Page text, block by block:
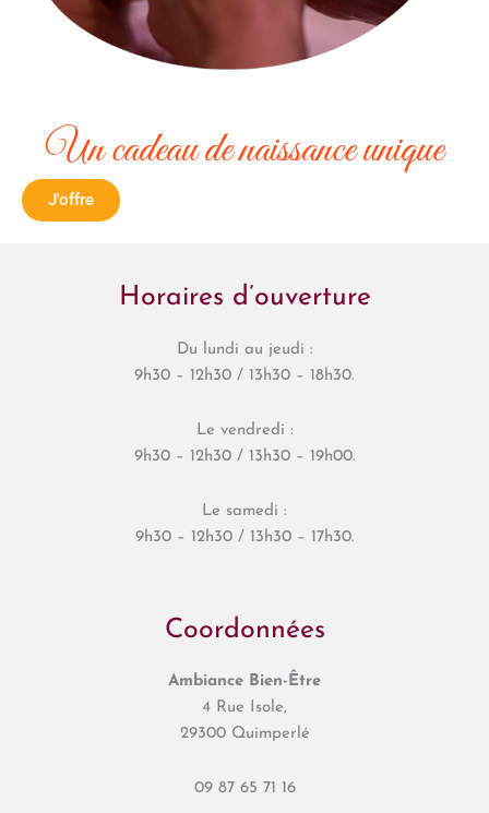
Un cadeau de naissance unique
J'offre
Horaires d’ouverture
Du lundi au jeudi :
9h30 – 12h30 / 13h30 – 18h30.
Le vendredi :
9h30 – 12h30 / 13h30 – 19h00.
Le samedi :
9h30 – 12h30 / 13h30 – 17h30.
Coordonnées
Ambiance Bien-Être
4 Rue Isole,
29300 Quimperlé
09 87 65 71 16